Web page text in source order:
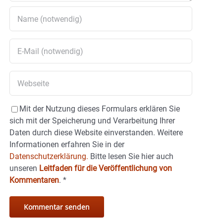
Mit der Nutzung dieses Formulars erklären Sie
sich mit der Speicherung und Verarbeitung Ihrer
Daten durch diese Website einverstanden. Weitere
Informationen erfahren Sie in der
Datenschutzerklärung. Bitte lesen Sie hier auch
unseren Leitfaden für die Veröffentlichung von
Kommentaren. *